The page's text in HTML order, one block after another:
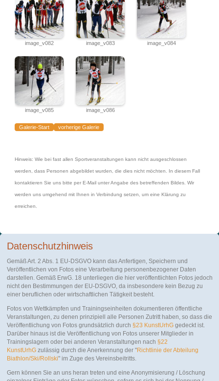
image_v082 image_v083 image_v084
image_v085 image_v086
Galerie-Start vorherige Galerie
Hinweis: Wie bei fast allen Sportveranstaltungen kann nicht ausgeschlossen
werden, dass Personen abgebildet wurden, die dies nicht möchten. In diesem Fall
kontaktieren Sie uns bitte per E-Mail unter Angabe des betreffenden Bildes. Wir
werden uns umgehend mit Ihnen in Verbindung setzen, um eine Klärung zu
erreichen.
Datenschutzhinweis
Gemäß Art. 2 Abs. 1 EU-DSGVO kann das Anfertigen, Speichern und
Veröffentlichen von Fotos eine Verarbeitung personenbezogener Daten
darstellen. Gemäß ErwG. 18 unterliegen die hier veröffentlichten Fotos jedoch
nicht den Bestimmungen der EU-DSGVO, da insbesondere kein Bezug zu
einer beruflichen oder wirtschaftlichen Tätigkeit besteht.
Fotos von Wettkämpfen und Trainingseinheiten dokumentieren öffentliche
Veranstaltungen, zu denen prinzipiell alle Personen Zutritt haben, so dass die
Veröffentlichung von Fotos grundsätzlich durch §23 KunstUrhGgedeckt ist.
Darüber hinaus ist die Veröffentlichung von Fotos unserer Mitglieder in
Trainingslagern oder bei anderen Veranstaltungen nach §22
KunstUrhG zulässig durch die Anerkennung der "Richtlinie der Abteilung
Biathlon/Ski/Rollski" im Zuge des Vereinsbeitritts.
Gern können Sie an uns heran treten und eine Anonymisierung / Löschung